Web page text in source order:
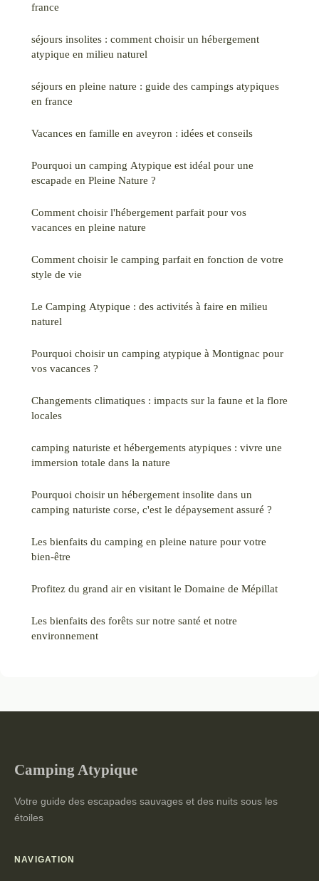
france
séjours insolites : comment choisir un hébergement
atypique en milieu naturel
séjours en pleine nature : guide des campings atypiques
en france
Vacances en famille en aveyron : idées et conseils
Pourquoi un camping Atypique est idéal pour une
escapade en Pleine Nature ?
Comment choisir l'hébergement parfait pour vos
vacances en pleine nature
Comment choisir le camping parfait en fonction de votre
style de vie
Le Camping Atypique : des activités à faire en milieu
naturel
Pourquoi choisir un camping atypique à Montignac pour
vos vacances ?
Changements climatiques : impacts sur la faune et la flore
locales
camping naturiste et hébergements atypiques : vivre une
immersion totale dans la nature
Pourquoi choisir un hébergement insolite dans un
camping naturiste corse, c'est le dépaysement assuré ?
Les bienfaits du camping en pleine nature pour votre
bien-être
Profitez du grand air en visitant le Domaine de Mépillat
Les bienfaits des forêts sur notre santé et notre
environnement
Camping Atypique
Votre guide des escapades sauvages et des nuits sous les
étoiles
NAVIGATION